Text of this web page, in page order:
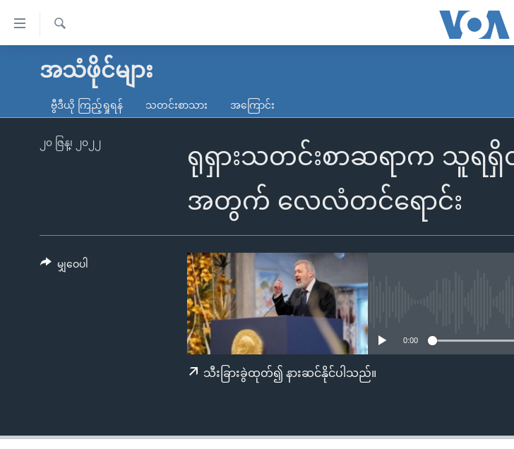
လွယ်ကူ
သည့်
ရန်
မူလစာမျက်နှာ
ကမ္ဘာ့သတင်းများ
နိုင်ငံတကာ
မကြေးမုံရဲ့ အင်္ဂလိပ်စာ
ရေဒီယို
ရေဒီယိုနှင့်ရုပ်သံ အချက်အလက်များ
ရ
အသံဖိုင်များ
ဗွီဒီယို ကြည့်ရှုရန် သတင်းစာသား အကြောင်း
ရုရှားသတင်းစာဆရာက သူရရှိ
အတွက် လေလံတင်ရောင်း
၂၀ ဇြန္၊ ၂၀၂၂
0:00
သီးခြားခွဲထုတ်၍ နားဆင်နိုင်ပါသည်။
မျှဝေပါ